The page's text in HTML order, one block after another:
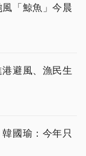
「鯨魚」今晨
避風、漁民生
國瑜：今年只